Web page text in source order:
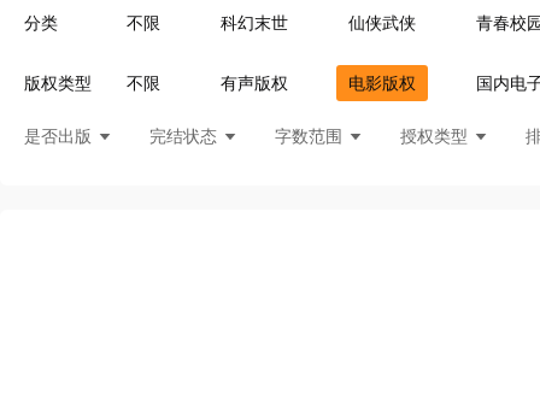
分类 不限 科幻末世 仙侠武侠
青春校
灵异惊悚
耽美百合 青梅竹马
菁
灵异言情
悬疑灵异 现言刑侦 都
版权类型 不限 有声版权 电影版权 国内电
是否出版 完结状态 字数范围 授权类型